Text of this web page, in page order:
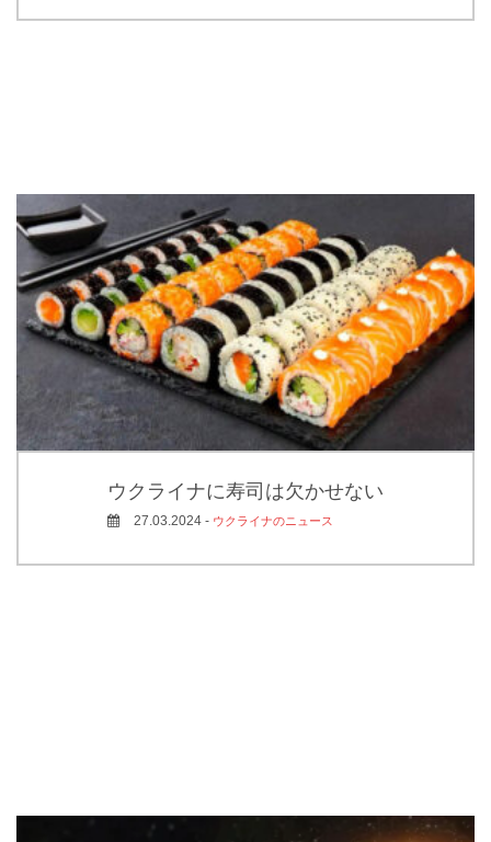
ウクライナに寿司は欠かせない
27.03.2024 - ウクライナのニュース